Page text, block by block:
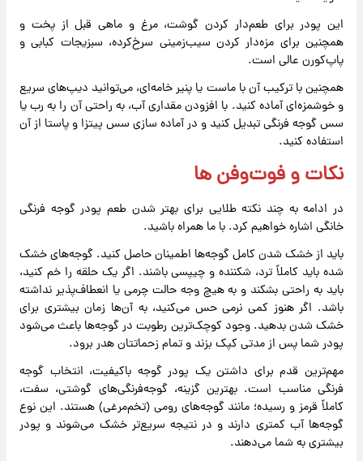
این پودر برای طعم‌دار کردن گوشت، مرغ و ماهی قبل از پخت و
همچنین برای مزه‌دار کردن سیب‌زمینی سرخ‌کرده، سبزیجات کبابی و
پاپ‌کورن عالی است.
همچنین با ترکیب آن با ماست یا پنیر خامه‌ای، می‌توانید دیپ‌های سریع
و خوشمزه‌ای آماده کنید. با افزودن مقداری آب، به راحتی آن را به رب یا
سس گوجه فرنگی تبدیل کنید و در آماده سازی سس پیتزا و پاستا از آن
استفاده کنید.
نکات و فوت‌وفن‌ ها
در ادامه به چند نکته طلایی برای بهتر شدن طعم پودر گوجه فرنگی
خانگی اشاره خواهیم کرد. با ما همراه باشید.
باید از خشک شدن کامل گوجه‌ها اطمینان حاصل کنید. گوجه‌های خشک
شده باید کاملاً ترد، شکننده و چیپسی باشند. اگر یک حلقه را خم کنید،
باید به راحتی بشکند و به هیچ وجه حالت چرمی یا انعطاف‌پذیر نداشته
باشد. اگر هنوز کمی نرمی حس می‌کنید، به آن‌ها زمان بیشتری برای
خشک شدن بدهید. وجود کوچک‌ترین رطوبت در گوجه‌ها باعث می‌شود
پودر شما پس از مدتی کپک بزند و تمام زحماتتان هدر برود.
مهم‌ترین قدم برای داشتن یک پودر گوجه باکیفیت، انتخاب گوجه
فرنگی مناسب است. بهترین گزینه، گوجه‌فرنگی‌های گوشتی، سفت،
کاملاً قرمز و رسیده؛ مانند گوجه‌های رومی (تخم‌مرغی) هستند. این نوع
گوجه‌ها آب کمتری دارند و در نتیجه سریع‌تر خشک می‌شوند و پودر
بیشتری به شما می‌دهند.